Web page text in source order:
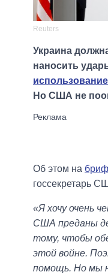
Reuters
Украина
наносить
Но США не
Об этом на
госсекретарь
«Я хочу очень
США преданы
тому, чтобы
этой войне.
помощь. Но мы